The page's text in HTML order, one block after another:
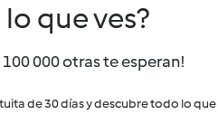
lo que ves?
000 otras te esperan!
de 30 días y descubre todo lo que